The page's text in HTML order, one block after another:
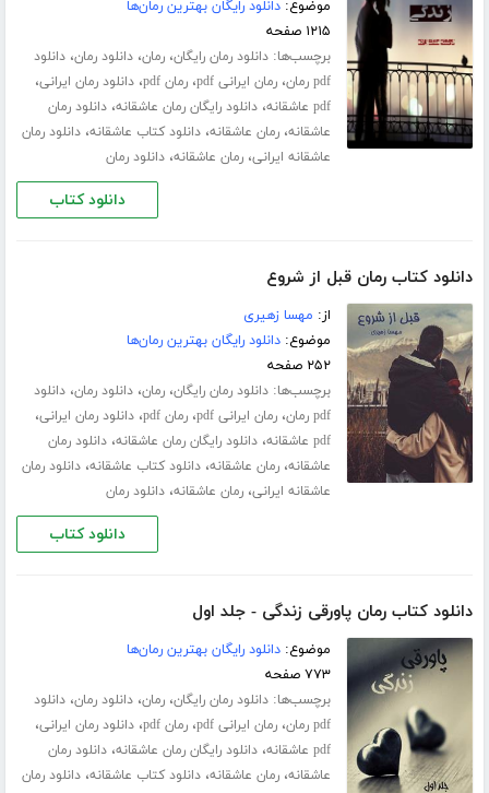
موضوع:دانلود رایگان بهترین رمان‌ها
۱۲۱۵ صفحه
برچسب‌ها:دانلود رمان رایگان،رمان،دانلود رمان،دانلود
pdf رمان
،رمان ایرانی pdf ،رمان pdf ،دانلود رمان ایرانی،
pdf عاشقانه ،دانلود رایگان رمان عاشقانه،دانلود رمان
عاشقانه،رمان عاشقانه،دانلود کتاب عاشقانه،دانلود رمان
عاشقانه ایرانی،رمان عاشقانه،دانلود رمان
دانلود کتاب
دانلود کتاب رمان قبل از شروع
از: مهسا زهیری
موضوع:دانلود رایگان بهترین رمان‌ها
۲۵۲ صفحه
برچسب‌ها:دانلود رمان رایگان،رمان،دانلود رمان،دانلود
pdf رمان
،رمان ایرانی pdf ،رمان pdf ،دانلود رمان ایرانی،
pdf عاشقانه ،دانلود رایگان رمان عاشقانه،دانلود رمان
عاشقانه،رمان عاشقانه،دانلود کتاب عاشقانه،دانلود رمان
عاشقانه ایرانی،رمان عاشقانه،دانلود رمان
دانلود کتاب
دانلود کتاب رمان پاورقی زندگی - جلد اول
موضوع:دانلود رایگان بهترین رمان‌ها
۷۷۳ صفحه
برچسب‌ها:دانلود رمان رایگان،رمان،دانلود رمان،دانلود
pdf رمان
،رمان ایرانی pdf ،رمان pdf ،دانلود رمان ایرانی،
pdf عاشقانه ،دانلود رایگان رمان عاشقانه،دانلود رمان
عاشقانه،رمان عاشقانه،دانلود کتاب عاشقانه،دانلود رمان